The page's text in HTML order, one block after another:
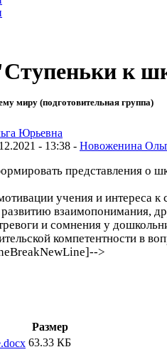
к
миру (подготовительная группа)
- 13:38 - Новоженина
представления о
учения и интереса к
развитию взаимопонимания,
и сомнения у
компетентности в
>
Размер
63.33 КБ